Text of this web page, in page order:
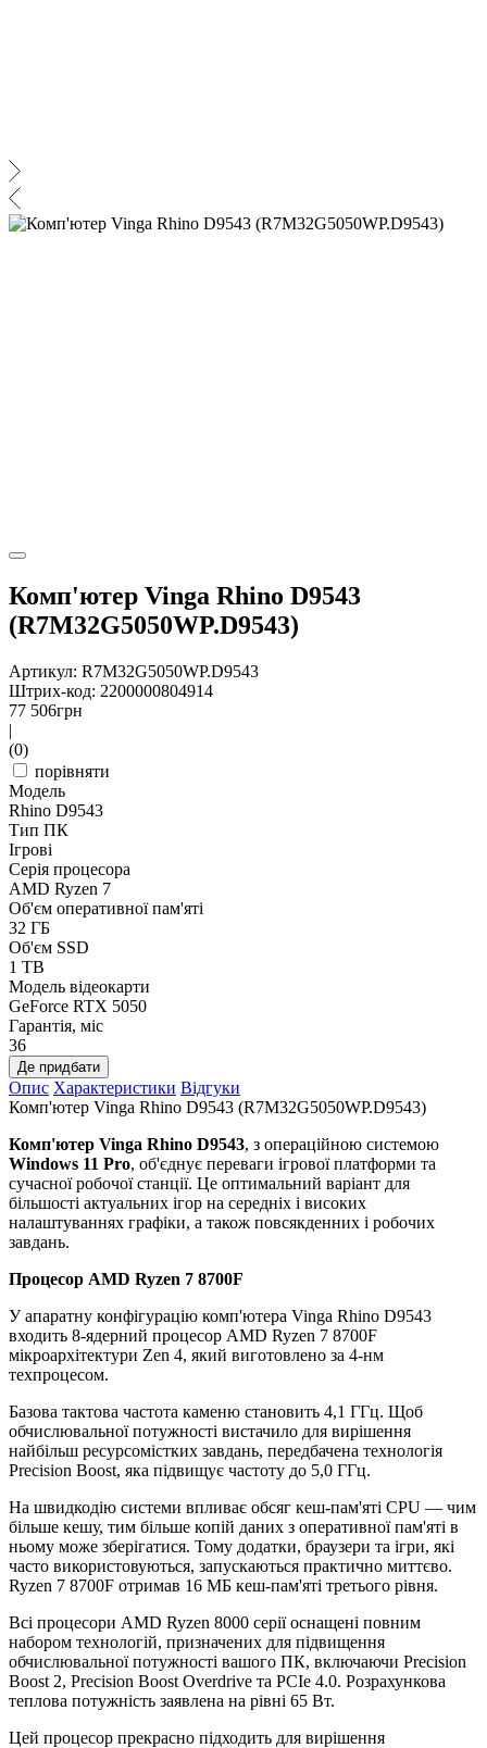
Комп'ютер Vinga Rhino D9543
(R7M32G5050WP.D9543)
Артикул: R7M32G5050WP.D9543
Штрих-код: 2200000804914
77 506грн
|
(0)
порівняти
Модель
Rhino D9543
Тип ПК
Ігрові
Серія процесора
AMD Ryzen 7
Об'єм оперативної пам'яті
32 ГБ
Об'єм SSD
1 TB
Модель відеокарти
GeForce RTX 5050
Гарантія, міс
36
Де придбати
Опис Характеристики Відгуки
Комп'ютер Vinga Rhino D9543 (R7M32G5050WP.D9543)
Комп'ютер Vinga Rhino D9543, з операційною системою
Windows 11 Pro, об'єднує переваги ігрової платформи та
сучасної робочої станції. Це оптимальний варіант для
більшості актуальних ігор на середніх і високих
налаштуваннях графіки, а також повсякденних і робочих
завдань.
Процесор AMD Ryzen 7 8700F
У апаратну конфігурацію комп'ютера Vinga Rhino D9543
входить 8-ядерний процесор AMD Ryzen 7 8700F
мікроархітектури Zen 4, який виготовлено за 4-нм
техпроцесом.
Базова тактова частота каменю становить 4,1 ГГц. Щоб
обчислювальної потужності вистачило для вирішення
найбільш ресурсомістких завдань, передбачена технологія
Precision Boost, яка підвищує частоту до 5,0 ГГц.
На швидкодію системи впливає обсяг кеш-пам'яті CPU — чим
більше кешу, тим більше копій даних з оперативної пам'яті в
ньому може зберігатися. Тому додатки, браузери та ігри, які
часто використовуються, запускаються практично миттєво.
Ryzen 7 8700F отримав 16 МБ кеш-пам'яті третього рівня.
Всі процесори AMD Ryzen 8000 серії оснащені повним
набором технологій, призначених для підвищення
обчислювальної потужності вашого ПК, включаючи Precision
Boost 2, Precision Boost Overdrive та PCIe 4.0. Розрахункова
теплова потужність заявлена на рівні 65 Вт.
Цей процесор прекрасно підходить для вирішення